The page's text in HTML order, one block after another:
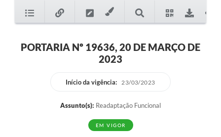
PORTARIA Nº 19636, 20 DE MARÇO DE
2023
Início da vigência: 23/03/2023
Assunto(s): Readaptação Funcional
EM VIGOR